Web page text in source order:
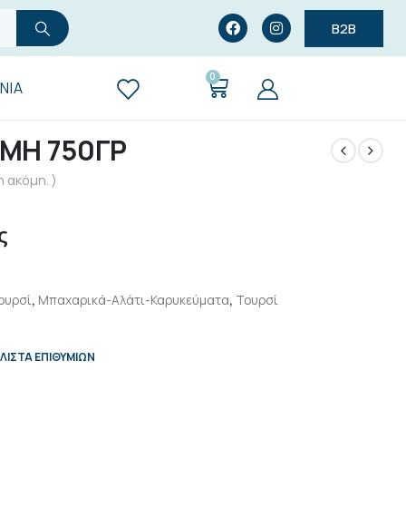
B2B
0
750ΓΡ
ακόμη. )
, Μπαχαρικά-Αλάτι-Καρυκεύματα, Τουρσί
ΕΠΙΘΥΜΙΏΝ